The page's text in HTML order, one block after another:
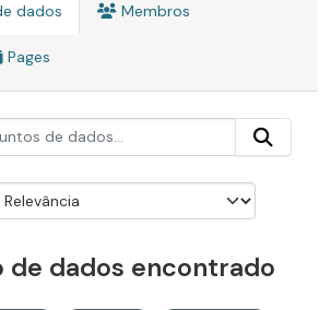
dados Membros
Pages
de dados encontrado